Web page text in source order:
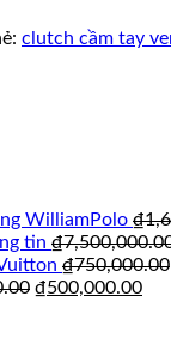
clutch cầm tay
WilliamPolo ₫
tin ₫
₫750,000.00
Giá
₫500,000.00Giá